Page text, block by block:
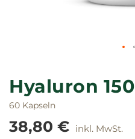
der
Bildgalerie
Hyaluron 150
60 Kapseln
38,80 €